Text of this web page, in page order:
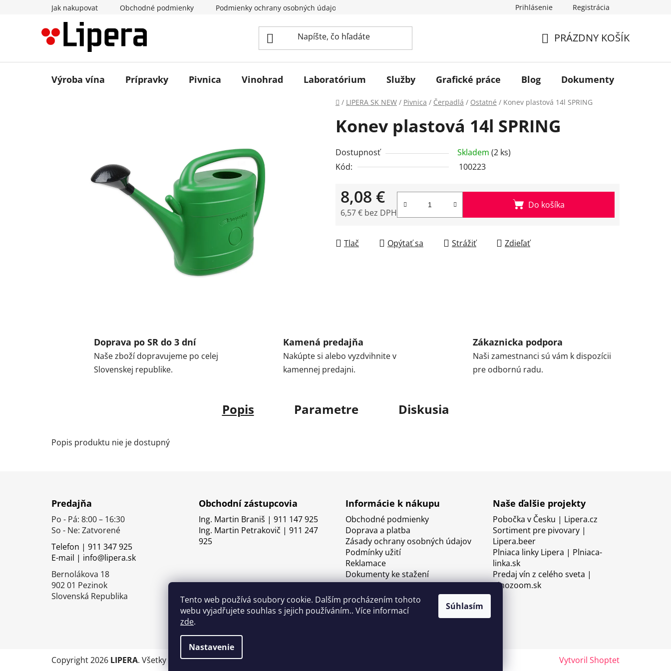
Tento web používá soubory cookie. Dalším procházením tohoto
webu vyjadřujete souhlas s jejich používáním.. Více informací
zde.
Nastavenie
Súhlasím
Jak nakupovat Obchodné podmienky Podmienky ochrany osobných údajov Prihlásenie Registrácia
KOŠÍK
PRÁZDNY KOŠÍK
Výroba vína Prípravky Pivnica Vinohrad Laboratórium Služby Grafické práce Blog Dokumenty
Domov
/ LIPERA SK NEW / Pivnica / Čerpadlá / Ostatné / Konev plastová 14l SPRING
Konev plastová 14l SPRING
Dostupnosť Skladem (2 ks)
Kód:
100223
8,08 €
6,57 € bez DPH
Do košíka
Tlač Opýtať sa Strážiť Zdieľať
Doprava po SR do 3 dní
Naše zboží dopravujeme po celej
Slovenskej republike.
Kamená predajňa
Nakúpte si alebo vyzdvihnite v
kamennej predajni.
Zákaznicka podpora
Naši zamestnanci sú vám k dispozícii
pre odbornú radu.
Popis Parametre Diskusia
Popis produktu nie je dostupný
Predajňa
Po - Pá: 8:00 – 16:30
So - Ne: Zatvorené
Telefon | 911 347 925
E-mail | info@lipera.sk
Bernolákova 18
902 01 Pezinok
Slovenská Republika
Obchodní zástupcovia
Ing. Martin Braniš | 911 147 925
Ing. Martin Petrakovič | 911 247
925
Informácie k nákupu
Obchodné podmienky
Doprava a platba
Zásady ochrany osobných údajov
Podmínky užití
Reklamace
Dokumenty ke stažení
Naše ďalšie projekty
Pobočka v Česku | Lipera.cz
Sortiment pre pivovary |
Lipera.beer
Plniaca linky Lipera | Plniaca-
linka.sk
Predaj vín z celého sveta |
Vinozoom.sk
Vytvoril Shoptet
Copyright 2026 LIPERA. Všetky práva vyhradené.